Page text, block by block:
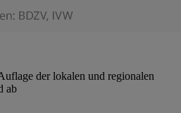
der lokalen und regionalen
ab